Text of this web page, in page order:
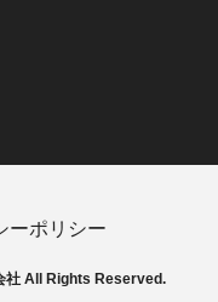
ーポリシー
社 All Rights Reserved.